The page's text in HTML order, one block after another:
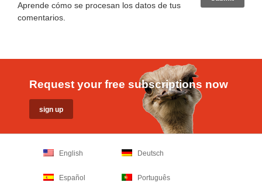
Aprende cómo se procesan los datos de tus
comentarios
Request your free subscriptions now
English Deutsch
Español Português